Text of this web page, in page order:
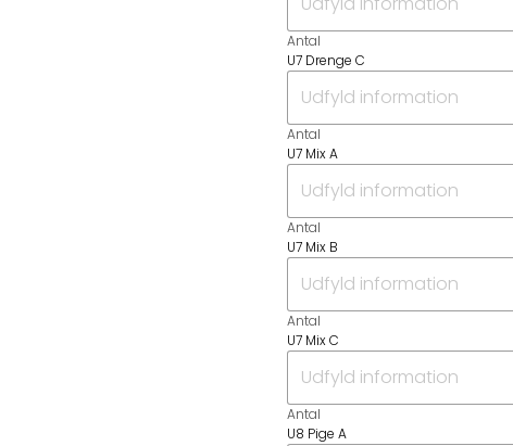
Antal
U7 Drenge C
Antal
U7 Mix A
Antal
U7 Mix B
Antal
U7 Mix C
Antal
U8 Pige A